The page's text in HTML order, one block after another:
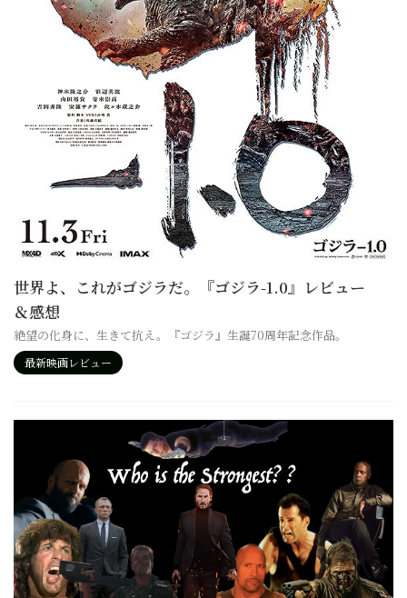
世界よ、これがゴジラだ。『ゴジラ-1.0』レビュー
＆感想
絶望の化身に、生きて抗え。『ゴジラ』生誕70周年記念作品。
最新映画レビュー